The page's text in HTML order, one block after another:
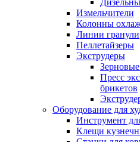
Измельчители
Колонны
Линии
Пеллетайзеры
Экструдеры
Пресс
брикетов
Оборудование для
Инструмент
Клещи